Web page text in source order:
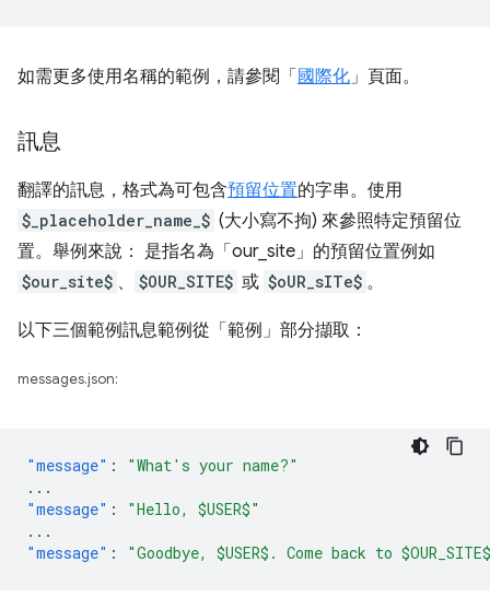
如需更多使用名稱的範例，請參閱「 國際化」頁面。
訊息
翻譯的訊息，格式為可包含預留位置的字串。使用
$_placeholder_name_$ (大小寫不拘) 來參照特定預留位
置。舉例來說： 是指名為「our_site」的預留位置例如
$our_site$ 、 $OUR_SITE$ 或 $oUR_sITe$ 。
以下三個範例訊息範例從「範例」 部分擷取：
messages.json:
"message" :
"What's your name?"
...
"message" :
"Hello, $USER$"
...
"message" : "Goodbye, $USER$. Come back to